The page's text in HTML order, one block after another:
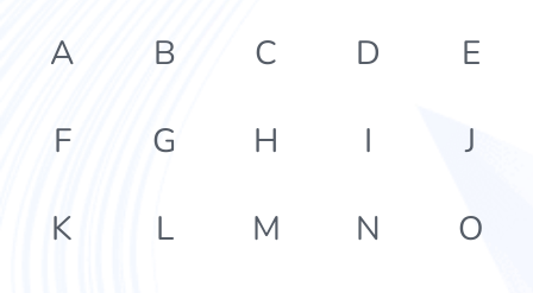
A B C D
E
F
G H I
J
K
L M N
O